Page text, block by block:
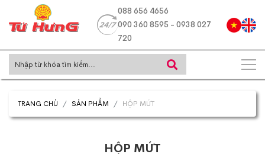
088 656 4656
090 360 8595 - 0938 027
720
TRANG CHỦ SẢN PHẨM HỘP MỨT
HỘP MỨT